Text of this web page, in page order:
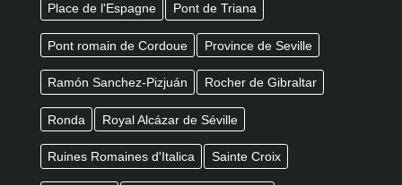
Place de l'Espagne Pont de Triana
Pont romain de Cordoue Province de Seville
Ramón Sanchez-Pizjuán Rocher de Gibraltar
Ronda Royal Alcázar de Séville
Ruines Romaines d'Italica Sainte Croix